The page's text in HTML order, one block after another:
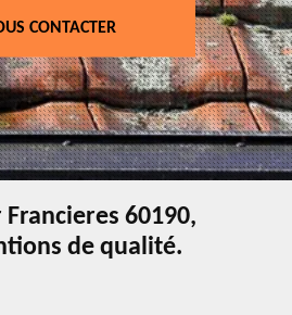
CONTACTER
60190,
de qualité.